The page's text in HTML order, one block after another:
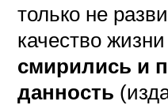
только не
качество
смирились и
данность